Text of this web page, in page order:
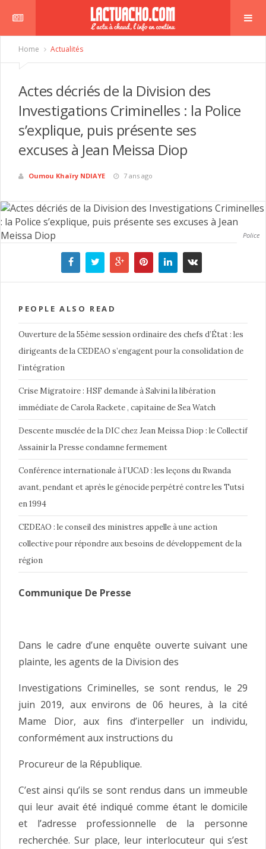
Home Actualités
Actes décriés de la Division des
Investigations Criminelles : la Police
s’explique, puis présente ses
excuses à Jean Meissa Diop
Oumou Khaïry NDIAYE 7 ans ago
Police
PEOPLE ALSO READ
Ouverture de la 55ème session ordinaire des chefs d’État : les
dirigeants de la CEDEAO s’engagent pour la consolidation de
l’intégration
Crise Migratoire : HSF demande à Salvini la libération
immédiate de Carola Rackete , capitaine de Sea Watch
Descente musclée de la DIC chez Jean Meissa Diop : le Collectif
Assainir la Presse condamne fermement
Conférence internationale à l’UCAD : les leçons du Rwanda
avant, pendant et après le génocide perpétré contre les Tutsi
en 1994
CEDEAO : le conseil des ministres appelle à une action
collective pour répondre aux besoins de développement de la
région
Communique De Presse
Dans le cadre d’une enquête ouverte suivant une
plainte, les agents de la Division des
Investigations Criminelles, se sont rendus, le 29
juin 2019, aux environs de 06 heures, à la cité
Mame Dior, aux fins d’interpeller un individu,
conformément aux instructions du
Procureur de la République.
C’est ainsi qu’ils se sont rendus dans un immeuble
qui leur avait été indiqué comme étant le domicile
et l’adresse professionnelle de la personne
recherchée. Sur place, leur interlocuteur qui s’est